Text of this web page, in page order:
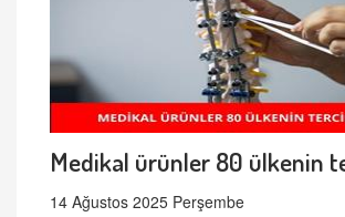
Medikal ürünler 80 ülkenin
14 Ağustos 2025 Perşembe